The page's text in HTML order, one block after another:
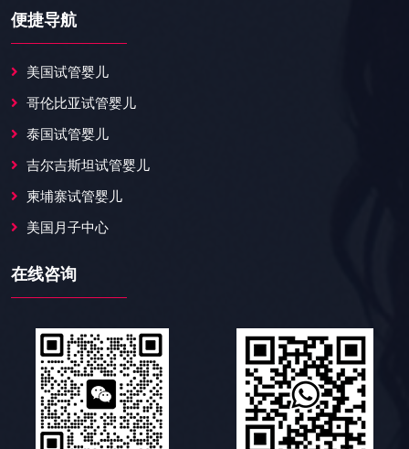
便捷导航
美国试管婴儿
哥伦比亚试管婴儿
泰国试管婴儿
吉尔吉斯坦试管婴儿
柬埔寨试管婴儿
美国月子中心
在线咨询